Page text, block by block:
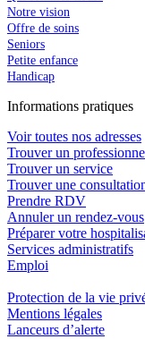
Notre vision
Offre de soins
Seniors
Petite enfance
Handicap
Informations pratiques
Voir toutes nos adresses
Trouver un
Trouver un service
Trouver une
Prendre RDV
Annuler un rendez-vous
Préparer votre
Services administratifs
Emploi​
Protection de la vie
Mentions légales
Lanceurs d’alerte